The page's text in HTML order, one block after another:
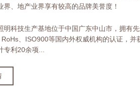
界、地产业界享有较高的品牌美誉度！
明科技生产基地位于中国广东中山市，拥有
、ISO900等国内外权威机构的认证，
专利20余项...